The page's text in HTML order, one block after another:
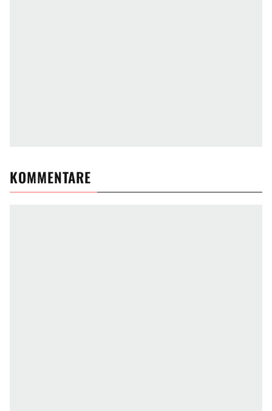
KOMMENTARE